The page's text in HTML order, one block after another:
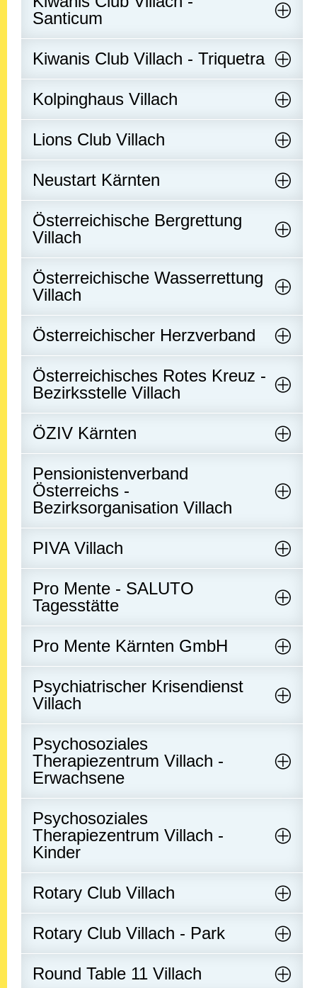
Santicum
Kiwanis Club Villach - Triquetra
Kolpinghaus Villach
Lions Club Villach
Neustart Kärnten
Österreichische Bergrettung
Villach
Österreichische Wasserrettung
Villach
Österreichischer Herzverband
Österreichisches Rotes Kreuz -
Bezirksstelle Villach
ÖZIV Kärnten
Pensionistenverband
Österreichs -
Bezirksorganisation Villach
PIVA Villach
Pro Mente - SALUTO
Tagesstätte
Pro Mente Kärnten GmbH
Psychiatrischer Krisendienst
Villach
Psychosoziales
Therapiezentrum Villach -
Erwachsene
Psychosoziales
Therapiezentrum Villach -
Kinder
Rotary Club Villach
Rotary Club Villach - Park
Round Table 11 Villach